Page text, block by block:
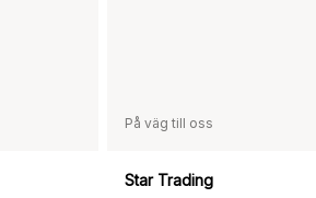
På väg till oss
Star Trading